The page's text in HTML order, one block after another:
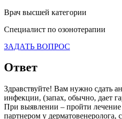
Врач высшей категории
Специалист по озонотерапии
ЗАДАТЬ ВОПРОС
Ответ
Здравствуйте! Вам нужно сдать
инфекции, (запах, обычно, дает
При выявлении – пройти
партнером у дерматовенеролога,